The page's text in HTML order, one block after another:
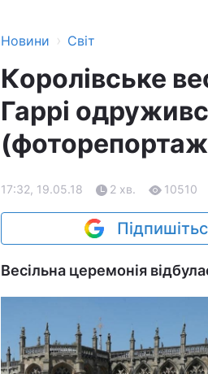
Новини › Світ
Королівське
Гаррі
17:32, 19.05.18 2 хв. 10510
Весільна церемонія